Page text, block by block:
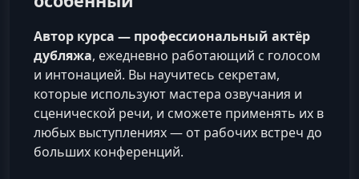
Автор курса — профессиональный актёр
дубляжа, ежедневно работающий с голосом
и интонацией. Вы научитесь секретам,
которые используют мастера озвучания и
сценической речи, и сможете применять их в
любых выступлениях — от рабочих встреч до
больших конференций.